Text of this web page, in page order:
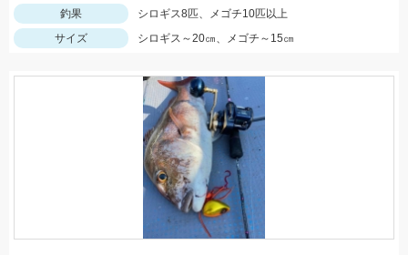
釣果
シロギス8匹、メゴチ10匹以上
サイズ
シロギス～20㎝、メゴチ～15㎝